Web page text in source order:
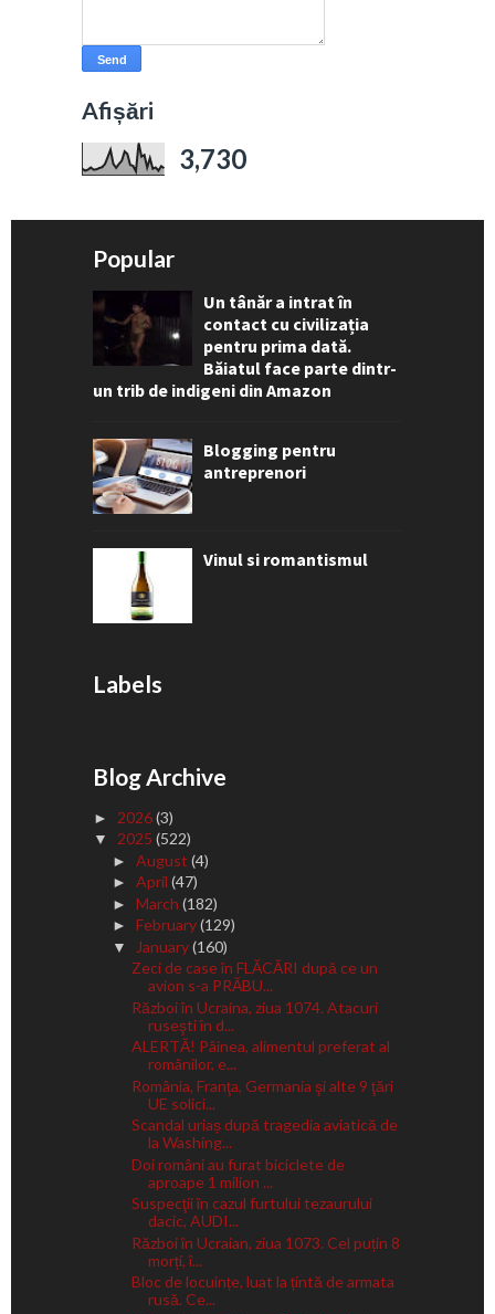
Afișări
3,730
Popular
Un tânăr a intrat în
contact cu civilizația
pentru prima dată.
Băiatul face parte dintr-
un trib de indigeni din Amazon
Blogging pentru
antreprenori
Vinul si romantismul
Labels
Blog Archive
► 2026(3)
▼ 2025 (522)
► August (4)
► April (47)
► March (182)
► February(129)
▼ January(160)
Zeci de case în FLĂCĂRI după ce un
avion s-a PRĂBU...
Război în Ucraina, ziua 1074. Atacuri
ruseşti în d...
ALERTĂ! Pâinea, alimentul preferat al
românilor, e...
România, Franţa, Germania şi alte 9 ţări
UE solici...
Scandal uriaș după tragedia aviatică de
la Washing...
Doi români au furat biciclete de
aproape 1 milion ...
Suspecţii în cazul furtului tezaurului
dacic, AUDI...
Război în Ucraian, ziua 1073. Cel puțin 8
morți, î...
Bloc de locuințe, luat la țintă de armata
rusă. Ce...